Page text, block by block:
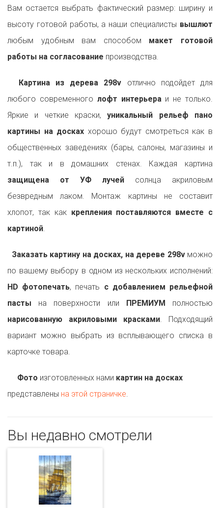
Вам остается выбрать фактический размер: ширину и
высоту готовой работы, а наши специалисты вышлют
любым удобным вам способом макет готовой
работы на согласование производства.
Картина из дерева 298v отлично подойдет для
любого современного лофт интерьераи не только.
Яркие и четкие краски,уникальный рельеф пано
картины на досках хорошо будут смотреться как в
общественных заведениях (бары, салоны, магазины и
т.п.), так и в домашних стенах. Каждая картина
защищена от УФ лучей солнца акриловым
безвредным лаком. Монтаж картины не составит
хлопот, так как крепления поставляются вместе с
картиной.
Заказать картину на досках, на дереве 298vможно
по вашему выбору в одном из нескольких исполнений:
HD фотопечать, печать с добавлением рельефной
пасты на поверхности или ПРЕМИУМ
полностью
нарисованную акриловыми красками. Подходящий
вариант можно выбрать из всплывающего списка в
карточке товара.
Фото изготовленных нами картин на досках
представлены на этой страничке.
Вы недавно смотрели